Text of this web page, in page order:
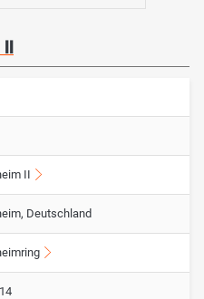
II
II
Deutschland